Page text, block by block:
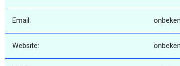
Email:
Website: